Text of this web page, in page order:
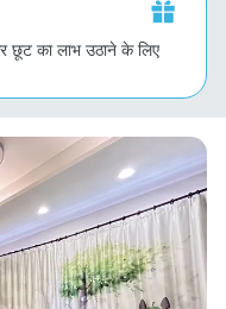
छूट का लाभ उठाने के लिए